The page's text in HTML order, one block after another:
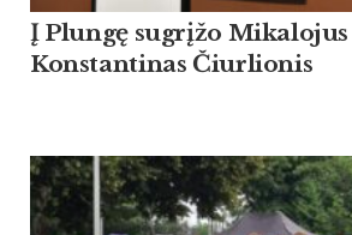
Į Plungę sugrįžo Mikalojus
Konstantinas Čiurlionis